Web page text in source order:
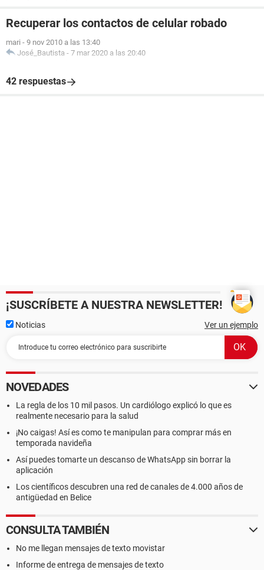
Recuperar los contactos de celular robado
mari - 9 nov 2010 a las 13:40
José_Bautista - 7 mar 2020 a las 20:40
42 respuestas
¡SUSCRÍBETE A NUESTRA NEWSLETTER!
Noticias Ver un ejemplo
NOVEDADES
La regla de los 10 mil pasos. Un cardiólogo explicó lo que es
realmente necesario para la salud
¡No caigas! Así es como te manipulan para comprar más en
temporada navideña
Así puedes tomarte un descanso de WhatsApp sin borrar la
aplicación
Los científicos descubren una red de canales de 4.000 años de
antigüedad en Belice
CONSULTA TAMBIÉN
No me llegan mensajes de texto movistar
Informe de entrega de mensajes de texto